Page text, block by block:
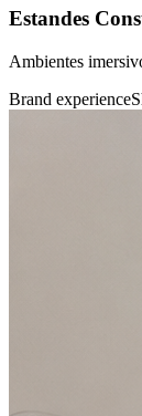
Estandes
Ambientes
Brand experience